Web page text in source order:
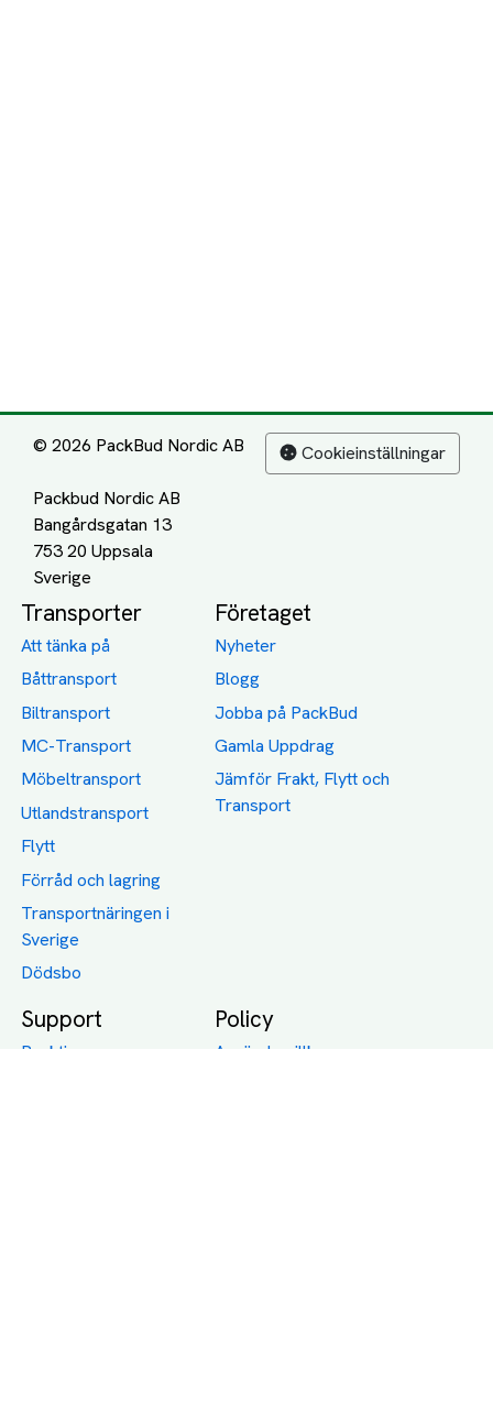
© 2026 PackBud Nordic AB
Packbud Nordic AB
Bangårdsgatan 13
753 20 Uppsala
Cookieinställningar
Transporter
Att tänka på
Båttransport
Biltransport
MC-Transport
Möbeltransport
Utlandstransport
Flytt
Förråd och lagring
Transportnäringen i
Sverige
Dödsbo
Företaget
Nyheter
Blogg
Jobba på PackBud
Gamla Uppdrag
Jämför Frakt, Flytt och
Transport
Support
Packtips
Policy
Användarvillkor